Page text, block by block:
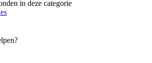
in deze categorie